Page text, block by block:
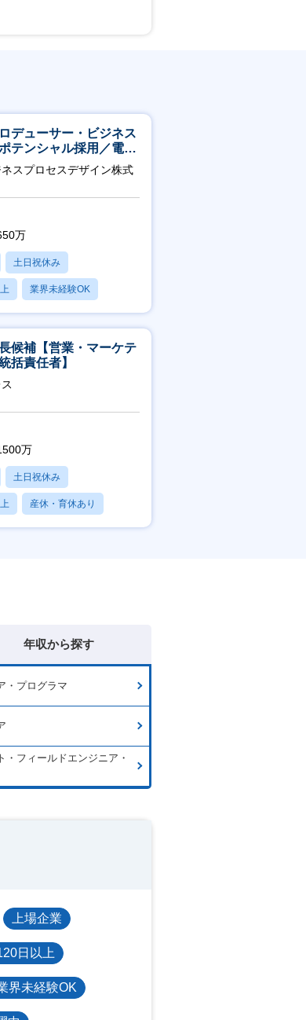
デューサー・ビジネス
テンシャル採用／電
民間向けプロジェクト
スプロセスデザイン株式
万
土日祝休み
業界未経験OK
り
候補【営業・マーケテ
括責任者】
万
土日祝休み
産休・育休あり
年収から探す
・プログラマ
・フィールドエンジニア・
上場企業
日以上
界未経験OK